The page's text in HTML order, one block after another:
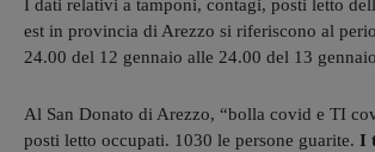
I dati relativi a tamponi, contagi, posti letto
est in provincia di Arezzo si riferiscono al
24.00 del 12 gennaio alle 24.00 del 13
Al San Donato di Arezzo, “bolla covid e TI
posti letto occupati. 1030 le persone guarite. I